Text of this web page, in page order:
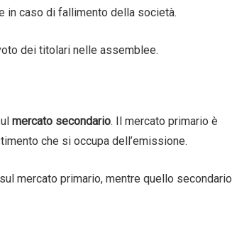
caso di fallimento della società.
dei titolari nelle assemblee.
mercato secondario. Il mercato primario è
che si occupa dell’emissione.
mercato primario, mentre quello secondario